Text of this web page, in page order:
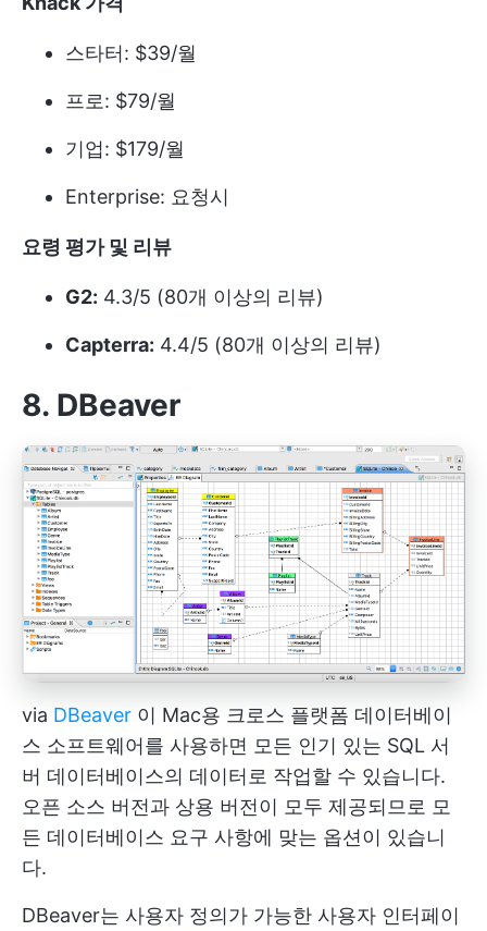
스타터: $39/월
프로: $79/월
기업: $179/월
Enterprise: 요청시
요령 평가 및 리뷰
G2: 4.3/5 (80개 이상의 리뷰)
Capterra: 4.4/5 (80개 이상의 리뷰)
8. DBeaver
via DBeaver 이 Mac용 크로스 플랫폼 데이터베이
스 소프트웨어를 사용하면 모든 인기 있는 SQL 서
버 데이터베이스의 데이터로 작업할 수 있습니다.
오픈 소스 버전과 상용 버전이 모두 제공되므로 모
든 데이터베이스 요구 사항에 맞는 옵션이 있습니
다.
DBeaver는 사용자 정의가 가능한 사용자 인터페이